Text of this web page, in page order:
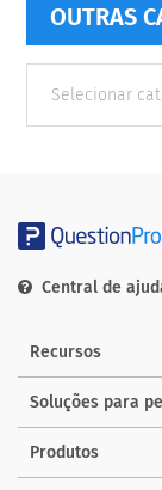
OUTRAS
Categorias
Central de
Recursos
Soluções para
Produtos